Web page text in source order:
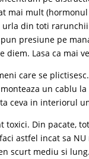
mai mult
din toti
presiune pe
diem. Lasa ca mai
care se
un cablu
ceva in interiorul
toxici. Din pacate,
astfel incat sa
scurt mediu si lung.